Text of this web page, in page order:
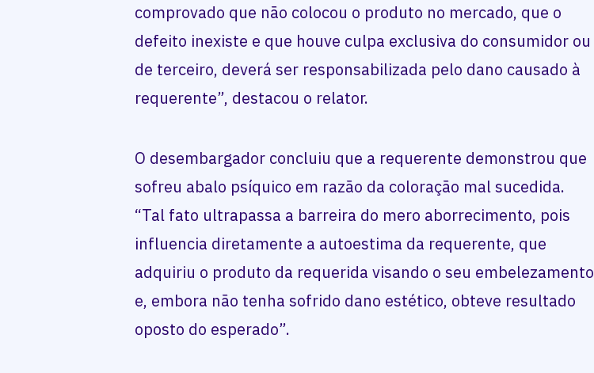
comprovado que não colocou o produto no mercado, que o
defeito inexiste e que houve culpa exclusiva do consumidor ou
de terceiro, deverá ser responsabilizada pelo dano causado à
requerente”, destacou o relator.
O desembargador concluiu que a requerente demonstrou que
sofreu abalo psíquico em razão da coloração mal sucedida.
“Tal fato ultrapassa a barreira do mero aborrecimento, pois
influencia diretamente a autoestima da requerente, que
adquiriu o produto da requerida visando o seu embelezamento
e, embora não tenha sofrido dano estético, obteve resultado
oposto do esperado”.